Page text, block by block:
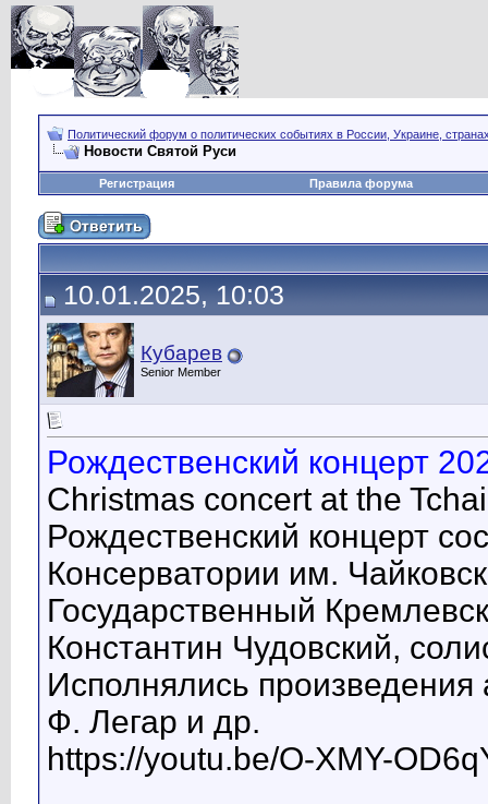
Политический форум о политических событиях в России, Украине,
Новости Святой Руси
Регистрация Правила форума
10.01.2025, 10:03
Кубарев
Senior Member
Рождественский концерт
Christmas concert at the
Рождественский концерт
Консерватории им.
Государственный
Константин Чудовский,
Исполнялись
Ф. Легар и др.
https://youtu.be/O-XMY-